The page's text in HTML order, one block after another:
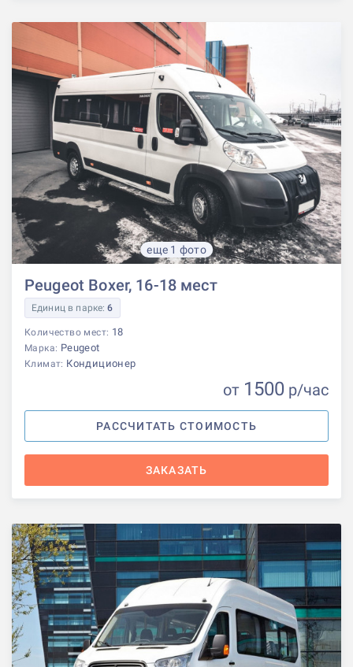
еще 1 фото
Peugeot Boxer, 16-18 мест
Единиц в парке:6
Количество мест: 18
Марка: Peugeot
Климат: Кондиционер
от 1500 р/час
РАССЧИТАТЬ СТОИМОСТЬ
ЗАКАЗАТЬ